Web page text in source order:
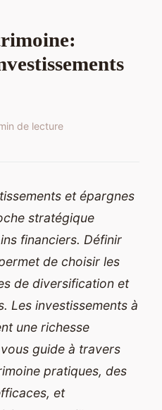
de lecture
et épargnes
stratégique
financiers. Définir
de choisir les
de diversification et
Les investissements à
une richesse
guide à travers
pratiques, des
et